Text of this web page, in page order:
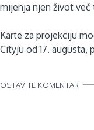
mijenja njen život već
Karte za projekciju
Cityju od 17. augusta,
OSTAVITE KOMENTAR